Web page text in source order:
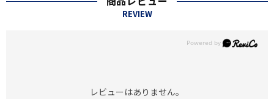
REVIEW
レビューはありません。